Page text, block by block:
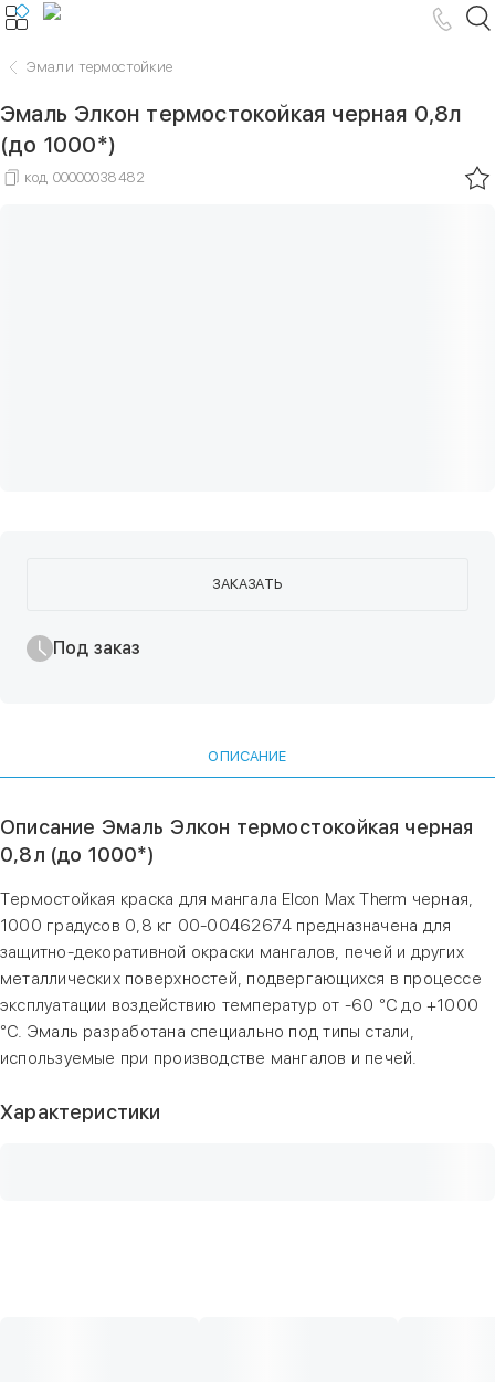
Эмали термостойкие
Эмаль Элкон термостокойкая черная 0,8л
(до 1000*)
код 00000038482
ЗАКАЗАТЬ
Под заказ
ОПИСАНИЕ
Описание Эмаль Элкон термостокойкая черная
0,8л (до 1000*)
Термостойкая краска для мангала Elcon Max Therm черная,
1000 градусов 0,8 кг 00-00462674 предназначена для
защитно-декоративной окраски мангалов, печей и других
металлических поверхностей, подвергающихся в процессе
эксплуатации воздействию температур от -60 °C до +1000
°C. Эмаль разработана специально под типы стали,
используемые при производстве мангалов и печей.
Характеристики